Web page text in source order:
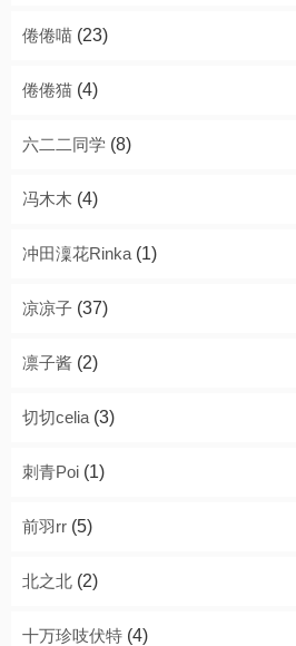
倦倦喵 (23)
倦倦猫 (4)
六二二同学 (8)
冯木木 (4)
冲田澟花Rinka (1)
凉凉子 (37)
凛子酱 (2)
切切celia (3)
刺青Poi (1)
前羽rr (5)
北之北 (2)
十万珍吱伏特 (4)